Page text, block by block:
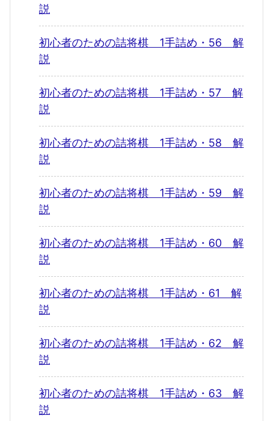
説
初心者のための詰将棋 1手詰め・56 解
説
初心者のための詰将棋 1手詰め・57 解
説
初心者のための詰将棋 1手詰め・58 解
説
初心者のための詰将棋 1手詰め・59 解
説
初心者のための詰将棋 1手詰め・60 解
説
初心者のための詰将棋 1手詰め・61 解
説
初心者のための詰将棋 1手詰め・62 解
説
初心者のための詰将棋 1手詰め・63 解
説